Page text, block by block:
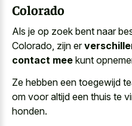
Colorado
Als je op zoek bent naar
Colorado, zijn er
contact mee kunt
Ze hebben een toegewijd
om voor altijd een thuis te
honden.